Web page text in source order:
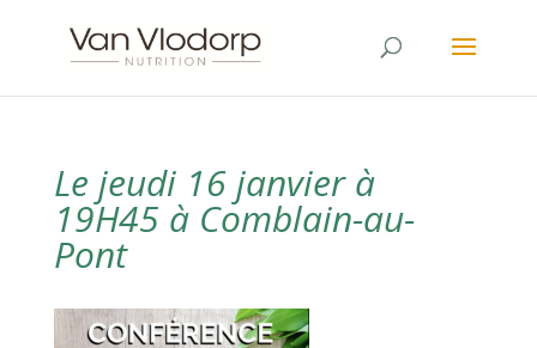
Le jeudi 16 janvier à
19H45 à Comblain-au-
Pont